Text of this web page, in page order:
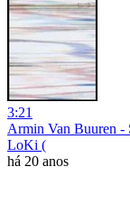
3:21
Armin Van Buuren -
LoKi (
há 20 anos